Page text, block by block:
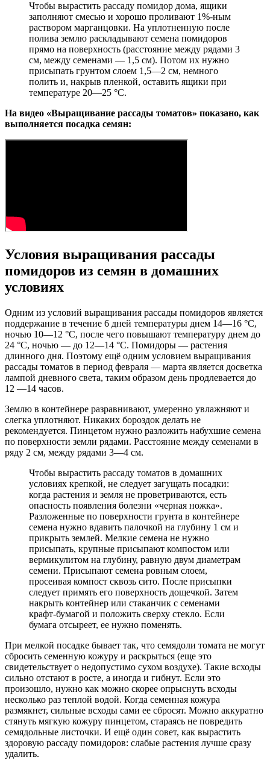
Чтобы вырастить рассаду помидор дома, ящики
заполняют смесью и хорошо проливают 1%-ным
раствором марганцовки. На уплотненную после
полива землю раскладывают семена помидоров
прямо на поверхность (расстояние между рядами 3
см, между семенами — 1,5 см). Потом их нужно
присыпать грунтом слоем 1,5—2 см, немного
полить и, накрыв пленкой, оставить ящики при
температуре 20—25 °С.
На видео «Выращивание рассады томатов» показано, как
выполняется посадка семян:
Условия выращивания рассады
помидоров из семян в домашних
условиях
Одним из условий выращивания рассады помидоров является
поддержание в течение 6 дней температуры днем 14—16 °С,
ночью 10—12 °С, после чего повышают температуру днем до
24 °С, ночью — до 12—14 °С. Помидоры — растения
длинного дня. Поэтому ещё одним условием выращивания
рассады томатов в период февраля — марта является досветка
лампой дневного света, таким образом день продлевается до
12 —14 часов.
Землю в контейнере разравнивают, умеренно увлажняют и
слегка уплотняют. Никаких бороздок делать не
рекомендуется. Пинцетом нужно разложить набухшие семена
по поверхности земли рядами. Расстояние между семенами в
ряду 2 см, между рядами 3—4 см.
Чтобы вырастить рассаду томатов в домашних
условиях крепкой, не следует загущать посадки:
когда растения и земля не проветриваются, есть
опасность появления болезни «черная ножка».
Разложенные по поверхности грунта в контейнере
семена нужно вдавить палочкой на глубину 1 см и
прикрыть землей. Мелкие семена не нужно
присыпать, крупные присыпают компостом или
вермикулитом на глубину, равную двум диаметрам
семени. Присыпают семена ровным слоем,
просеивая компост сквозь сито. После присыпки
следует примять его поверхность дощечкой. Затем
накрыть контейнер или стаканчик с семенами
крафт-бумагой и положить сверху стекло. Если
бумага отсыреет, ее нужно поменять.
При мелкой посадке бывает так, что семядоли томата не могут
сбросить семенную кожуру и раскрыться (еще это
свидетельствует о недопустимо сухом воздухе). Такие всходы
сильно отстают в росте, а иногда и гибнут. Если это
произошло, нужно как можно скорее опрыснуть всходы
несколько раз теплой водой. Когда семенная кожура
размякнет, сильные всходы сами ее сбросят. Можно аккуратно
стянуть мягкую кожуру пинцетом, стараясь не повредить
семядольные листочки. И ещё один совет, как вырастить
здоровую рассаду помидоров: слабые растения лучше сразу
удалить.